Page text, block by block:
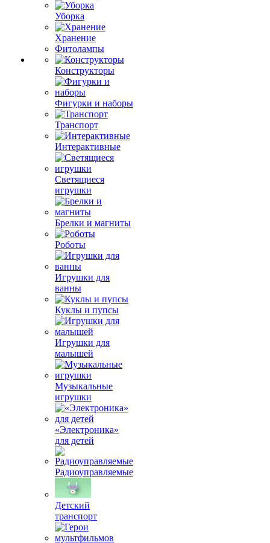
Уборка
Хранение
Фитолампы
Конструкторы
Фигурки и наборы
Транспорт
Интерактивные
Светящиеся
игрушки
Брелки и магниты
Роботы
Игрушки для
ванны
Куклы и пупсы
Игрушки для
малышей
Музыкальные
игрушки
«Электроника»
для детей
Радиоуправляемые
Детский
транспорт